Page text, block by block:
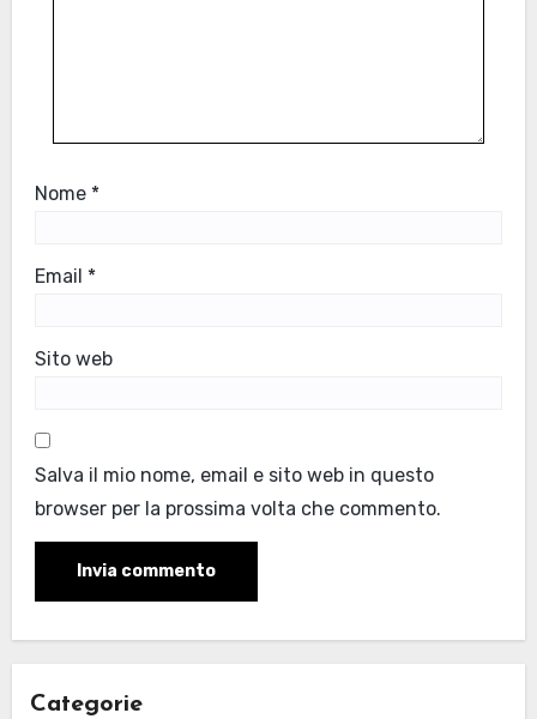
Nome *
Email *
Sito web
Salva il mio nome, email e sito web in questo
browser per la prossima volta che commento.
Categorie